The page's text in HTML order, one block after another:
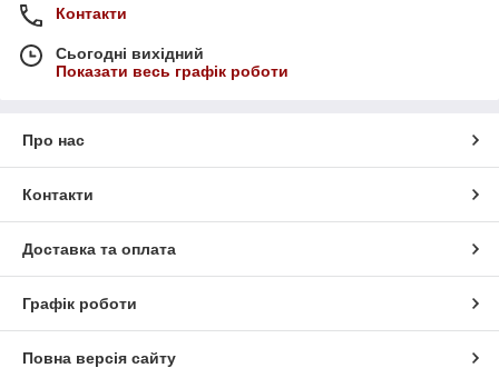
Контакти
Сьогодні вихідний
Показати весь графік роботи
Про нас
Контакти
Доставка та оплата
Графік роботи
Повна версія сайту